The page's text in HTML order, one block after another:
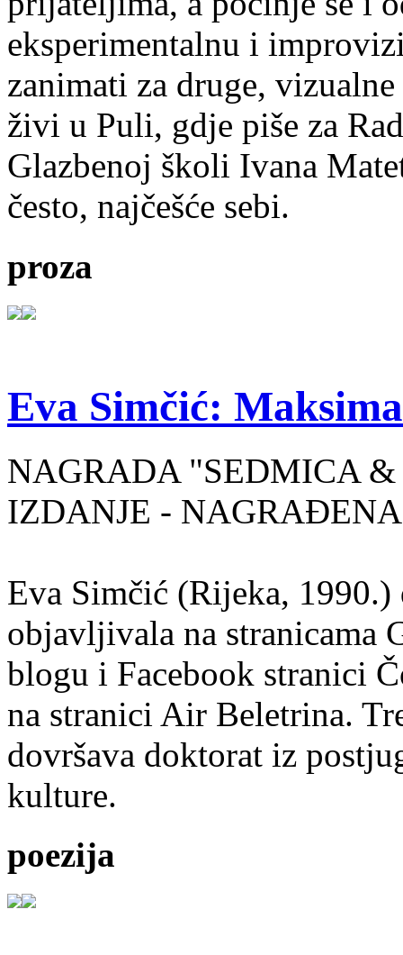
eksperimentalnu i
zanimati za druge,
živi u Puli, gdje piše za
Glazbenoj školi Ivana
često, najčešće sebi.
proza
Eva Simčić:
NAGRADA "SEDMICA
IZDANJE -
Eva Simčić (Rijeka, 1990.)
objavljivala na stranicama
blogu i Facebook stranici
na stranici Air Beletrina.
dovršava doktorat iz
kulture.
poezija